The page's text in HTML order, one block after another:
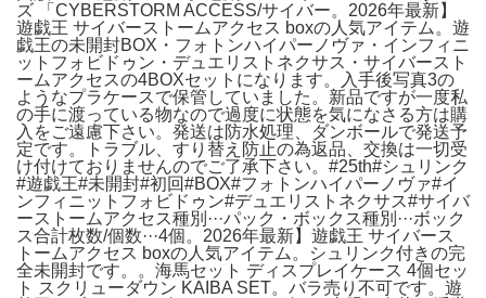
ズ 「CYBERSTORM ACCESS/サイバー。2026年最新】
遊戯王 サイバーストームアクセス boxの人気アイテム。遊
戯王の未開封BOX・フォトンハイパーノヴァ・インフィニ
ットフォビドゥン・デュエリストネクサス・サイバースト
ームアクセスの4BOXセットになります。入手後写真3の
ようなプラケースで保管していました。新品ですが一度私
の手に渡っている物なので過度に状態を気になさる方は購
入をご遠慮下さい。発送は防水処理、ダンボールで発送予
定です。トラブル、すり替え防止の為返品、交換は一切受
け付けておりませんのでご了承下さい。#25th#シュリンク
#遊戯王#未開封#初回#BOX#フォトンハイパーノヴァ#イ
ンフィニットフォビドゥン#デュエリストネクサス#サイバ
ーストームアクセス種別···パック・ボックス種別···ボック
ス合計枚数/個数···4個。2026年最新】遊戯王 サイバース
トームアクセス boxの人気アイテム。シュリンク付きの完
全未開封です。。海馬セット ディスプレイケース 4個セッ
ト スクリューダウン KAIBA SET。バラ売り不可です。遊